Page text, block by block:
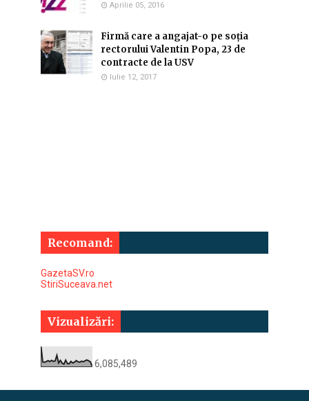
Aprilie 05, 2016
Firmă care a angajat-o pe soția
rectorului Valentin Popa, 23 de
contracte de la USV
Iulie 12, 2017
Recomand:
GazetaSV.ro
StiriSuceava.net
Vizualizări:
6,085,489